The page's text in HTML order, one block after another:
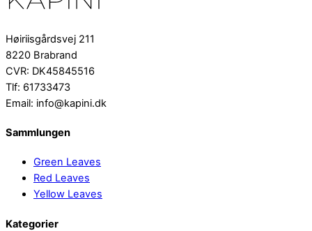
Høiriisgårdsvej 211
8220 Brabrand
CVR: DK45845516
Tlf: 61733473
Email: info@kapini.dk
Sammlungen
Green Leaves
Red Leaves
Yellow Leaves
Kategorier